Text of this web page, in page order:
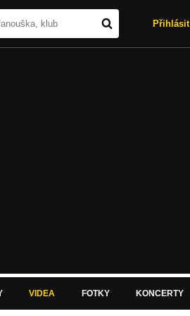
Přihlásit
VIDEA FOTKY KONCERTY